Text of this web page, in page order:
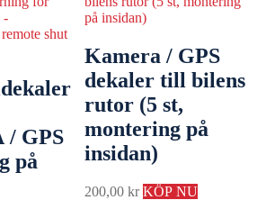
/ GPS
på
Kamera / GPS
dekaler till bilens
rutor (5 st,
montering på
insidan)
200,00kr KÖP NU